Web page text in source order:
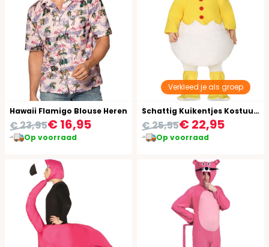
Hawaii Flamigo Blouse Heren
€ 16,95
€ 23,95
Op voorraad
Verkleed je als groep
Schattig Kuikentjes Kostuum Baby
€ 22,95
€ 25,55
Op voorraad